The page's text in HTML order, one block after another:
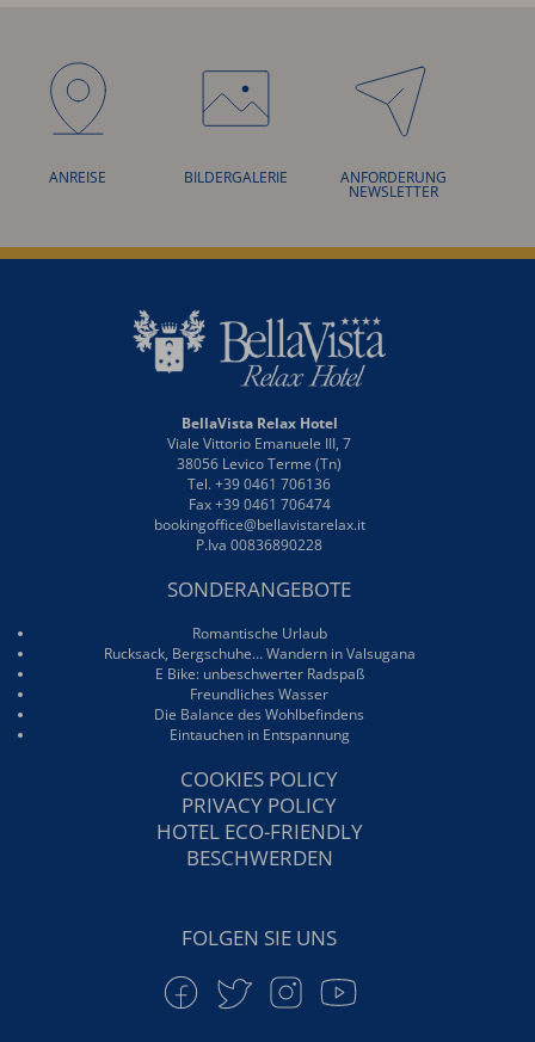
ANREISE BILDERGALERIE ANFORDERUNG
NEWSLETTER
BellaVista Relax Hotel
Viale Vittorio Emanuele III, 7
38056 Levico Terme (Tn)
Tel. +39 0461 706136
Fax +39 0461 706474
bookingoffice@bellavistarelax.it
P.Iva 00836890228
SONDERANGEBOTE
Romantische Urlaub
Rucksack, Bergschuhe… Wandern in Valsugana
E Bike: unbeschwerter Radspaß
Freundliches Wasser
Die Balance des Wohlbefindens
Eintauchen in Entspannung
COOKIES POLICY
PRIVACY POLICY
HOTEL ECO-FRIENDLY
BESCHWERDEN
FOLGEN SIE UNS